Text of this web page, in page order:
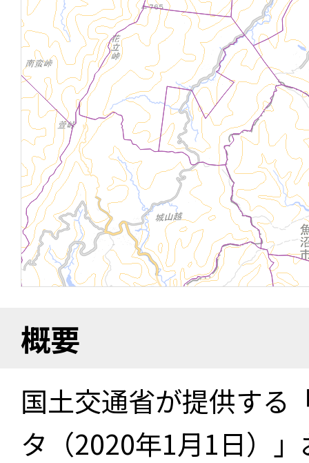
概要
国土交通省が提供する
タ（2020年1月1日）